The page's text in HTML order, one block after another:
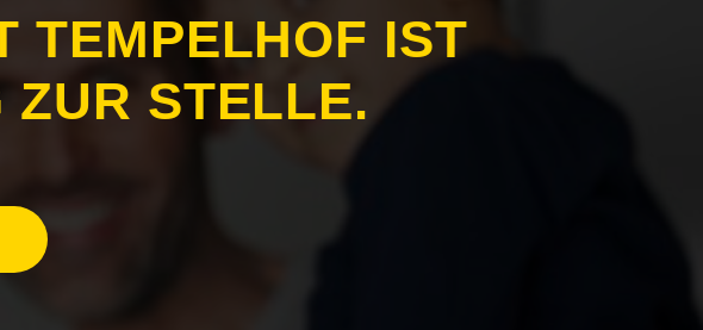
TEMPELHOF IST
ZUR STELLE.